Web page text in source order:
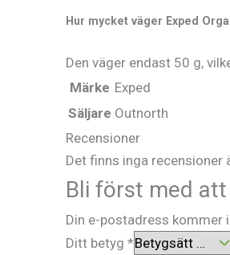
Hur mycket väger Exped
Den väger endast 50 g,
Märke Exped
Säljare Outnorth
Recensioner
Det finns inga recensioner
Bli först med att
Din e-postadress kommer
Ditt betyg *